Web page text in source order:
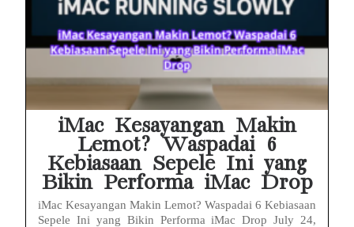
iMac Kesayangan Makin
Lemot? Waspadai 6
Kebiasaan Sepele Ini yang
Bikin Performa iMac Drop
iMac Kesayangan Makin Lemot? Waspadai 6 Kebiasaan
Sepele Ini yang Bikin Performa iMac Drop July 24,